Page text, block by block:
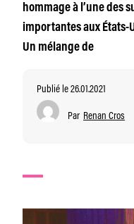
hommage à l’une des
importantes aux États-
Un mélange de
Publié le 26.01.2021
Par Renan Cros